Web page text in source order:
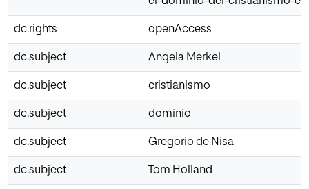
dc.rights openAccess
dc.subject Angela Merkel
dc.subject cristianismo
dc.subject dominio
dc.subject Gregorio de Nisa
dc.subject Tom Holland